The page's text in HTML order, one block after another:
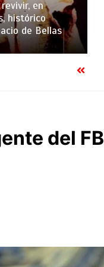
en
histórico
de Bellas
del